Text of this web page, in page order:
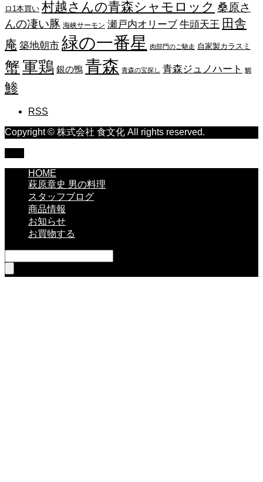
ロ1本買い 村越さんの青森シャモロック 桑原さ
んの凄い豚 海峡サーモン 瀬戸内オリーブ 牛頭天王 田舎
庵 築地朝市 緑の一番星 肉部門のご馳走 自家製カラスミ
蟹軍鶏 銀の鴨 青森 青森の宝探し 青森ジュノハート 鯛
鯵
RSS
Copyright © 株式会社 食文化 All rights reserved.
HOME
萩原章史 男の料理
スタッフブログ
商品情報
お知らせ
お買物する